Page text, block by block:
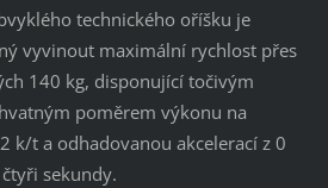
technického oříšku je
vyvinout maximální rychlost přes
140 kg, disponující točivým
poměrem výkonu na
k/t a odhadovanou akcelerací z 0
sekundy.